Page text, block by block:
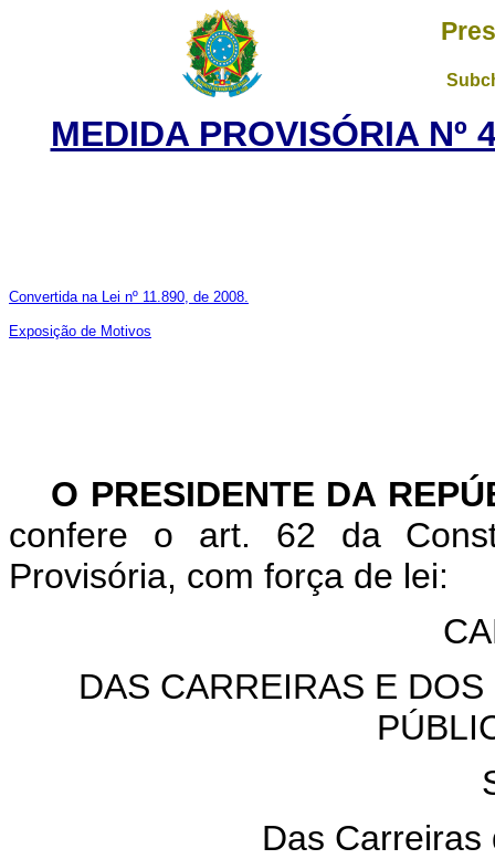
MEDIDA PROVISÓRIA Nº
Convertida na Lei nº 11.890, de 2008.
Exposição de Motivos
O PRESIDENTE DA
confere o art. 62 da
Provisória, com força de lei:
DAS CARREIRAS E
Das